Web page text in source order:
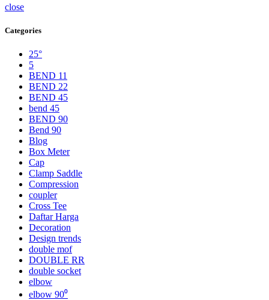
close
Categories
25°
5
BEND 11
BEND 22
BEND 45
bend 45
BEND 90
Bend 90
Blog
Box Meter
Cap
Clamp Saddle
Compression
coupler
Cross Tee
Daftar Harga
Decoration
Design trends
double mof
DOUBLE RR
double socket
elbow
elbow 90⁰